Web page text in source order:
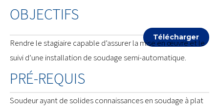
OBJECTIFS
Télécharger
Rendre le stagiaire capable d’assurer la mise en œuvre et le
suivi d’une installation de soudage semi-automatique.
PRÉ-REQUIS
Soudeur ayant de solides connaissances en soudage à plat